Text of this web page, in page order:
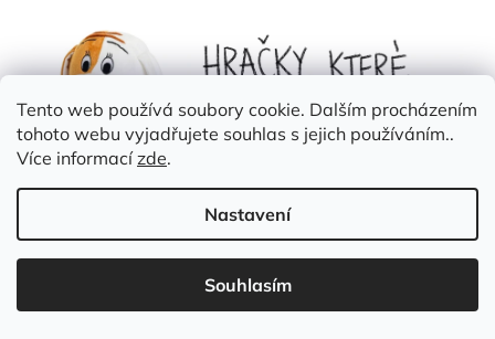
Tento web používá soubory cookie. Dalším procházením
tohoto webu vyjadřujete souhlas s jejich používáním..
Více informacízde.
Nastavení
Souhlasím